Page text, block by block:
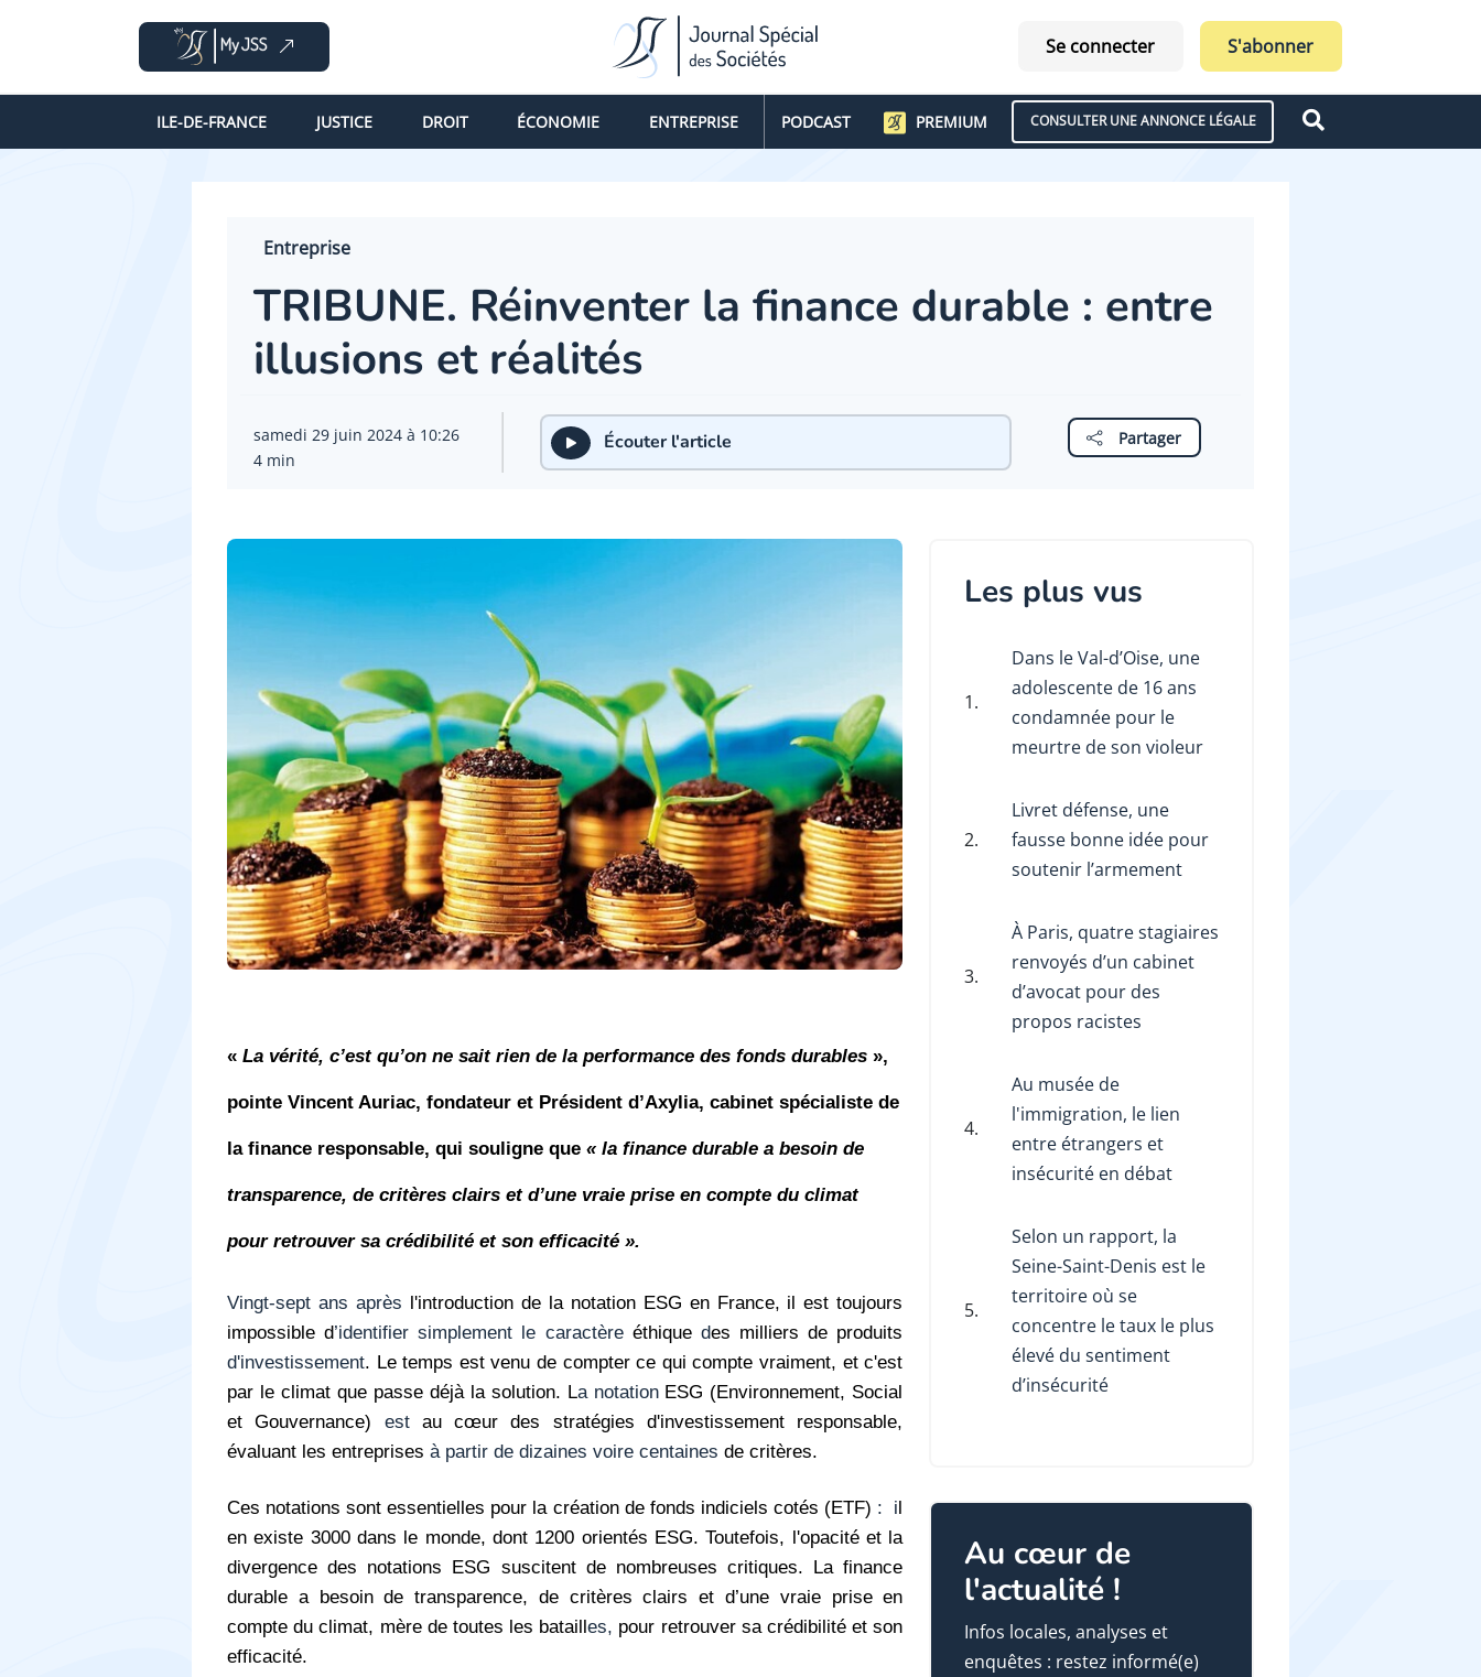
Se connecter S'abonner
ILE-DE-FRANCE JUSTICE DROIT ÉCONOMIE ENTREPRISE PODCAST PREMIUM CONSULTER UNE ANNONCE LÉGALE
Entreprise
TRIBUNE. Réinventer la finance durable : entre
illusions et réalités
samedi 29 juin 2024 à 10:26
4 min
Écouter l'article Partager
« La vérité, c’est qu’on ne sait rien de la performance des fonds durables »,
pointe Vincent Auriac, fondateur et Président d’Axylia, cabinet spécialiste de
la finance responsable, qui souligne que « la finance durable a besoin de
transparence, de critères clairs et d’une vraie prise en compte du climat
pour retrouver sa crédibilité et son efficacité ».
Vingt-sept ans après l'introduction de la notation ESG en France, il est toujours
impossible d’identifier simplement le caractère éthique des milliers de produits
d'investissement. Le temps est venu de compter ce qui compte vraiment, et c'est
par le climat que passe déjà la solution. La notationESG (Environnement, Social
et Gouvernance) estau cœur des stratégies d'investissement responsable,
évaluant les entreprises à partir de dizaines voire centaines de critères.
Ces notations sont essentielles pour la création de fonds indiciels cotés (ETF) : il
en existe 3000 dans le monde, dont 1200 orientés ESG. Toutefois, l'opacité et la
divergence des notations ESG suscitent de nombreuses critiques. La finance
durable a besoin de transparence, de critères clairs et d’une vraie prise en
compte du climat, mère de toutes les batailles, pour retrouver sa crédibilité et son
efficacité.
Les plus vus
1.
Dans le Val-d’Oise, une
adolescente de 16 ans
condamnée pour le
meurtre de son violeur
2.
Livret défense, une
fausse bonne idée pour
soutenir l’armement
3.
À Paris, quatre stagiaires
renvoyés d’un cabinet
d’avocat pour des
propos racistes
4.
Au musée de
l'immigration, le lien
entre étrangers et
insécurité en débat
5.
Selon un rapport, la
Seine-Saint-Denis est le
territoire où se
concentre le taux le plus
élevé du sentiment
d’insécurité
Au cœur de
l'actualité !
Infos locales, analyses et
enquêtes : restez informé(e)